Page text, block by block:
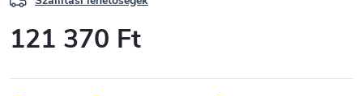
121 370 Ft